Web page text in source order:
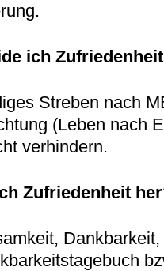
ich
Streben nach
(Leben nach
verhindern.
Zufriedenheit